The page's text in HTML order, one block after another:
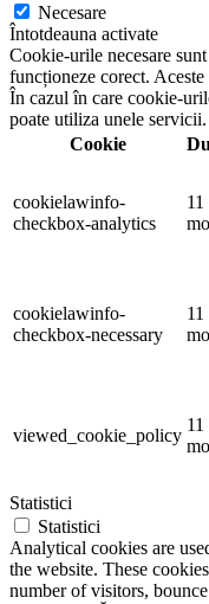
Necesare
Întotdeauna activate
Cookie-urile necesare
funcționeze corect.
În cazul în care cookie-
poate utiliza unele servicii.
Cookie
cookielawinfo-
checkbox-analytics
11
cookielawinfo-
checkbox-necessary
11
viewed_cookie_policy
11
Statistici
Statistici
Analytical cookies are
the website. These
number of visitors,